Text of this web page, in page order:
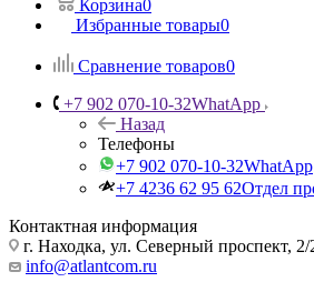
Корзина0
Избранные товары0
Сравнение товаров0
+7 902 070-10-32WhatApp
Назад
Телефоны
+7 902 070-10-32WhatApp
+7 4236 62 95 62Отдел
Контактная информация
г. Находка, ул. Северный проспект, 2/
info@atlantcom.ru